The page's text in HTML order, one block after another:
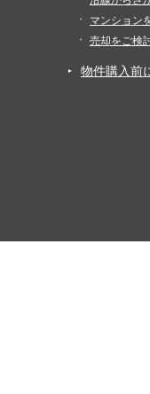
マンション
売却をご検
物件購入前